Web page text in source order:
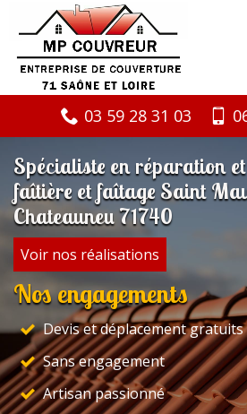
03 59 28 31 03
Spécialiste en réparation
faîtière et faîtage Saint
Chateauneu 71740
Voir nos réalisations
Nos engagements
Devis et déplacement gratuits
Sans engagement
Artisan passionné